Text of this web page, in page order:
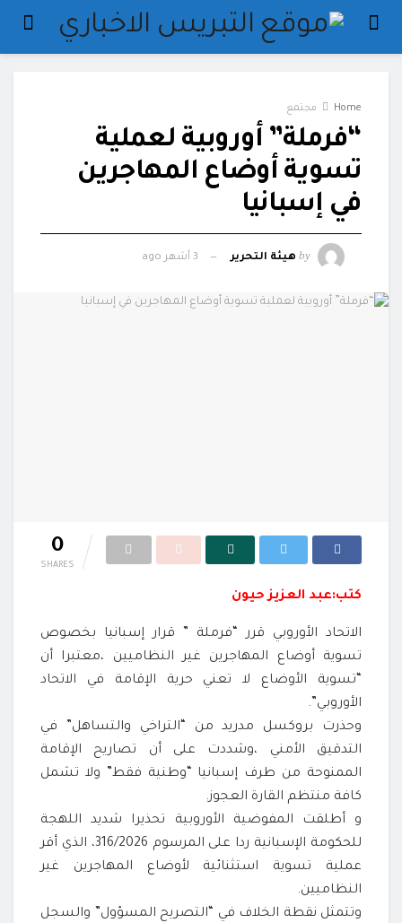
Home مجتمع
“فرملة” أوروبية لعملية
تسوية أوضاع المهاجرين
في إسبانيا
by هيئة التحرير 3 أشهر ago
0
SHARES
كتب:عبد العزيز حيون
الاتحاد الأوروبي قرر “فرملة ” قرار إسبانيا بخصوص
تسوية أوضاع المهاجرين غير النظاميين ،معتبرا أن
“تسوية الأوضاع لا تعني حرية الإقامة في الاتحاد
الأوروبي”.
وحذرت بروكسل مدريد من “التراخي والتساهل” في
التدقيق الأمني ،وشددت على أن تصاريح الإقامة
الممنوحة من طرف إسبانيا “وطنية فقط” ولا تشمل
كافة منتظم القارة العجوز.
و أطلقت المفوضية الأوروبية تحذيرا شديد اللهجة
للحكومة الإسبانية ردا على المرسوم 316/2026، الذي أقر
عملية تسوية استثنائية لأوضاع المهاجرين غير
النظاميين.
وتتمثل نقطة الخلاف في “التصريح المسؤول” والسجل